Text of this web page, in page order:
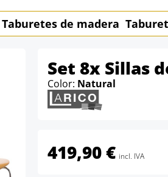
Taburetes de madera
Set 8x Sillas
Color: Natural
419,90 € incl. IVA